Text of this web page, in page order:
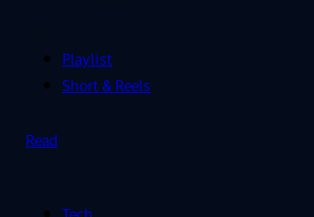
Playlist
Short & Reels
Read